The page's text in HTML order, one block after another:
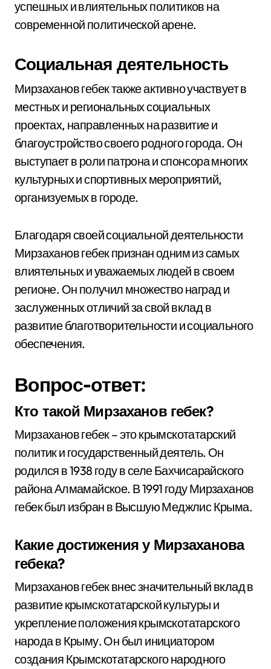
успешных и влиятельных политиков на
современной политической арене.
Социальная деятельность
Мирзаханов гебек также активно участвует в
местных и региональных социальных
проектах, направленных на развитие и
благоустройство своего родного города. Он
выступает в роли патрона и спонсора многих
культурных и спортивных мероприятий,
организуемых в городе.
Благодаря своей социальной деятельности
Мирзаханов гебек признан одним из самых
влиятельных и уважаемых людей в своем
регионе. Он получил множество наград и
заслуженных отличий за свой вклад в
развитие благотворительности и социального
обеспечения.
Вопрос-ответ:
Кто такой Мирзаханов гебек?
Мирзаханов гебек – это крымскотатарский
политик и государственный деятель. Он
родился в 1938 году в селе Бахчисарайского
района Алмамайское. В 1991 году Мирзаханов
гебек был избран в Высшую Меджлис Крыма.
Какие достижения у Мирзаханова
гебека?
Мирзаханов гебек внес значительный вклад в
развитие крымскотатарской культуры и
укрепление положения крымскотатарского
народа в Крыму. Он был инициатором
создания Крымскотатарского народного